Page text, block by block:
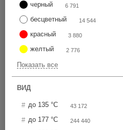
черный 6 791
бесцветный 14 544
красный 3 880
желтый 2 776
Показать все
ВИД
до 135 °С 43 172
до 177 °С 244 440
Цена по возрастанию